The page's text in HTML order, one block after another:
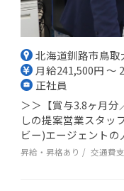
北海道釧路市鳥取
月給241,500円 ～
正社員
＞＞【賞与3.8ヶ月
しの提案営業スタ
ビー)エージェント
昇給・昇格あり 交通費